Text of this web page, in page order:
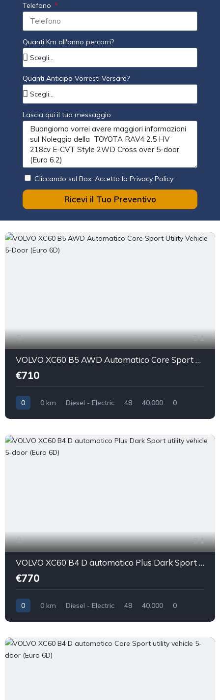
Telefono
Quanti Km all'anno percorri?
Quanti Anticipo Vorresti Versare?
Lascia qui il tuo messaggio
Cliccando sul Box, Accetto la Privacy Policy
Ricevi il Tuo Preventivo
1
VOLVO XC60 B5 AWD Automatico Core Sport Utility Vehicle 5-Door (Euro 6D)
€710
0 0 km Diesel - Electric 48 40.000 0
1
VOLVO XC60 B4 D automatico Plus Dark Sport utility vehicle 5-door (Euro 6D)
€770
0 0 km Diesel - Electric 48 40.000 0